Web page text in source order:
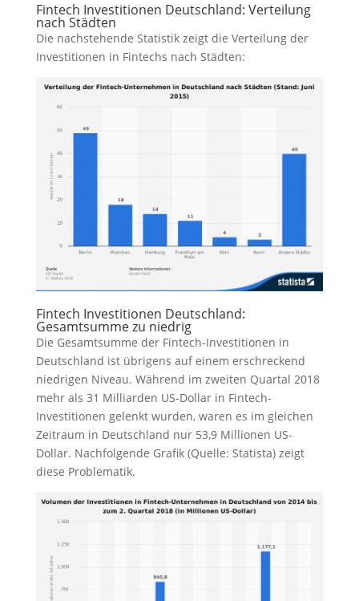
Fintech Investitionen Deutschland: Verteilung
nach Städten
Die nachstehende Statistik zeigt die Verteilung der
Investitionen in Fintechs nach Städten:
Fintech Investitionen Deutschland:
Gesamtsumme zu niedrig
Die Gesamtsumme der Fintech-Investitionen in
Deutschland ist übrigens auf einem erschreckend
niedrigen Niveau. Während im zweiten Quartal 2018
mehr als 31 Milliarden US-Dollar in Fintech-
Investitionen gelenkt wurden, waren es im gleichen
Zeitraum in Deutschland nur 53,9 Millionen US-
Dollar. Nachfolgende Grafik (Quelle: Statista) zeigt
diese Problematik.